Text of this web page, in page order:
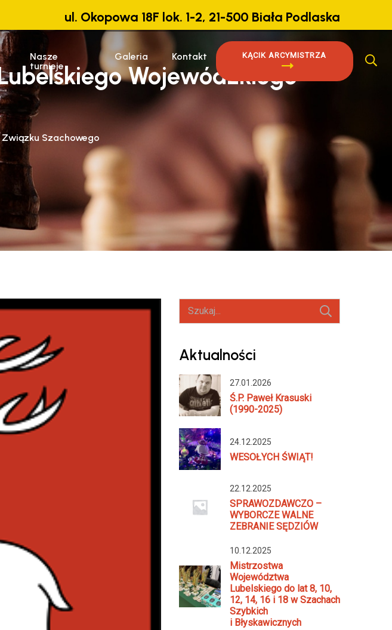
ul. Okopowa 18F lok. 1-2, 21-500 Biała Podlaska
Nasze
turnieje
Galeria Kontakt KĄCIK ARCYMISTRZA
Wojewódzkiego
Szachowego
Szukaj:
Aktualności
27.01.2026
Ś.P. Paweł Krasuski
(1990-2025)
24.12.2025
WESOŁYCH ŚWIĄT!
22.12.2025
SPRAWOZDAWCZO –
WYBORCZE WALNE
ZEBRANIE SĘDZIÓW
10.12.2025
Mistrzostwa
Województwa
Lubelskiego do lat 8, 10,
12, 14, 16 i 18 w Szachach
Szybkich
i Błyskawicznych